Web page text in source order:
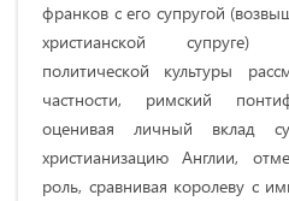
франков с его супругой
христианской супруге)
политической культуры
частности, римский
оценивая личный вклад
христианизацию Англии,
роль, сравнивая королеву с